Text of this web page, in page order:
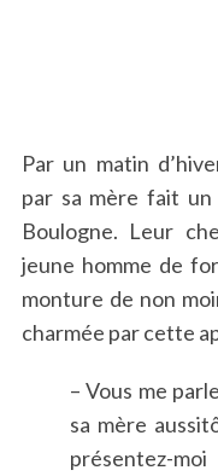
Par un matin
par sa mère fait
Boulogne. Leur
jeune homme de
monture de non
charmée par cette
– Vous me
sa mère
présentez-